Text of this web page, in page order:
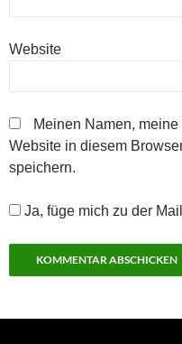
Website
Meinen Namen,
Website in diesem
speichern.
Ja, füge mich zu der